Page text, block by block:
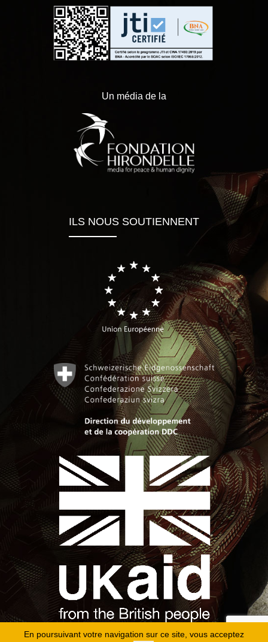
En poursuivant votre navigation sur ce site, vous acceptez
Un média de la
ILS NOUS SOUTIENNENT